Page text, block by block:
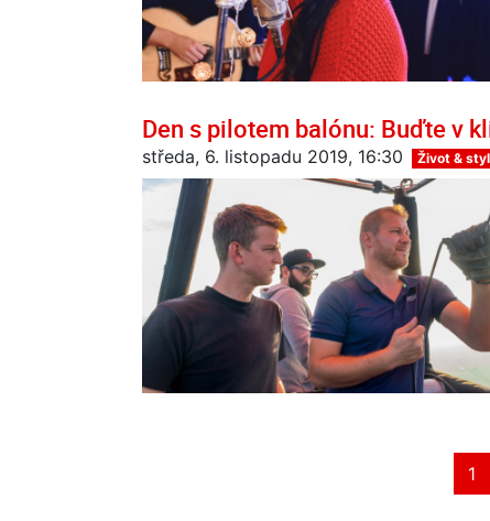
Den s pilotem balónu: Buďte v
středa, 6. listopadu 2019, 16:30 Život & styl
1